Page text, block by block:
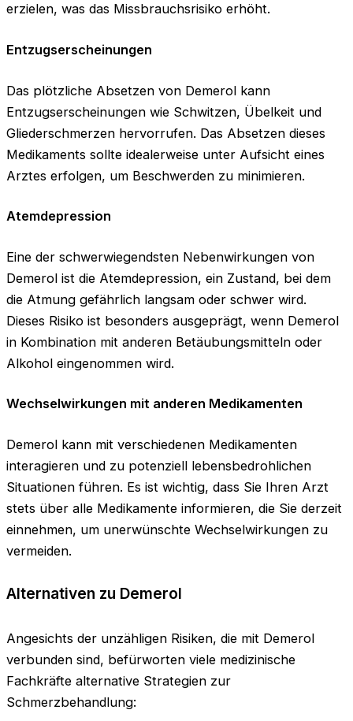
erzielen, was das Missbrauchsrisiko erhöht.
Entzugserscheinungen
Das plötzliche Absetzen von Demerol kann
Entzugserscheinungen wie Schwitzen, Übelkeit und
Gliederschmerzen hervorrufen. Das Absetzen dieses
Medikaments sollte idealerweise unter Aufsicht eines
Arztes erfolgen, um Beschwerden zu minimieren.
Atemdepression
Eine der schwerwiegendsten Nebenwirkungen von
Demerol ist die Atemdepression, ein Zustand, bei dem
die Atmung gefährlich langsam oder schwer wird.
Dieses Risiko ist besonders ausgeprägt, wenn Demerol
in Kombination mit anderen Betäubungsmitteln oder
Alkohol eingenommen wird.
Wechselwirkungen mit anderen Medikamenten
Demerol kann mit verschiedenen Medikamenten
interagieren und zu potenziell lebensbedrohlichen
Situationen führen. Es ist wichtig, dass Sie Ihren Arzt
stets über alle Medikamente informieren, die Sie derzeit
einnehmen, um unerwünschte Wechselwirkungen zu
vermeiden.
Alternativen zu Demerol
Angesichts der unzähligen Risiken, die mit Demerol
verbunden sind, befürworten viele medizinische
Fachkräfte alternative Strategien zur
Schmerzbehandlung: